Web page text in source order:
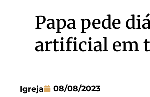
Papa pede
artificial em
Igreja 08/08/2023